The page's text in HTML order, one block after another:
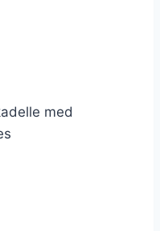
med